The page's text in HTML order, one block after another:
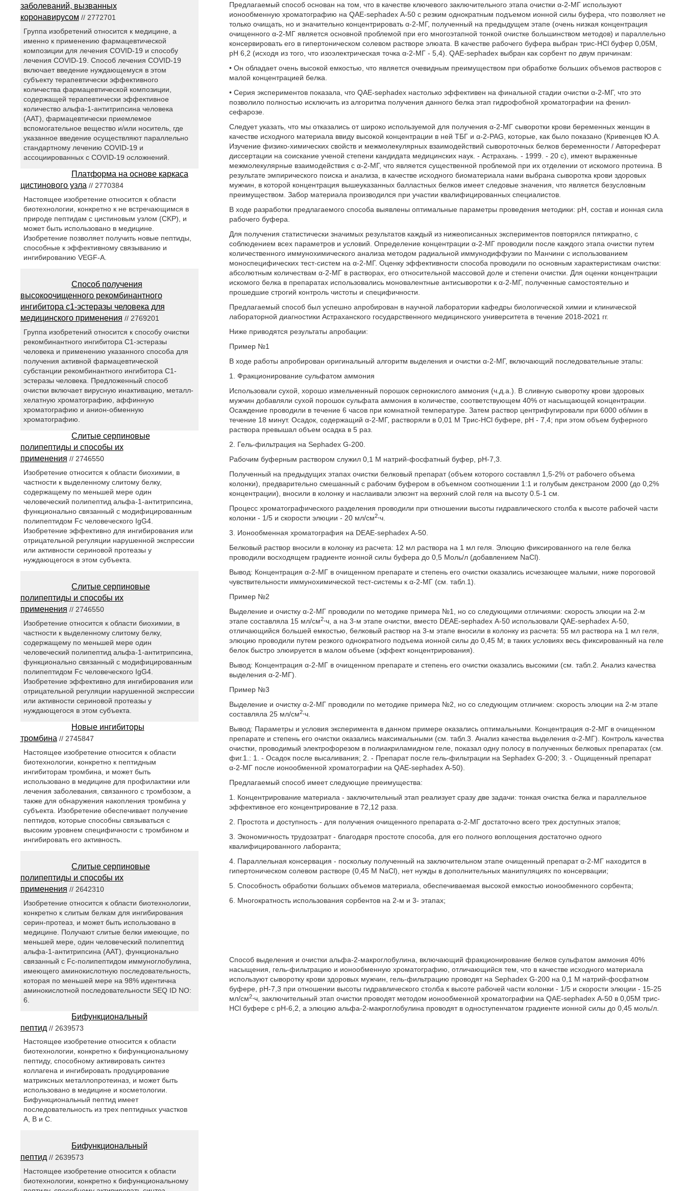
Предлагаемый способ основан на том, что в качестве ключевого заключительного этапа очистки α-2-МГ используют
ионообменную хроматографию на QAE-sephadex А-50 с резким однократным подъемом ионной силы буфера, что позволяет не
только очищать, но и значительно концентрировать α-2-МГ, полученный на предыдущем этапе (очень низкая концентрация
очищенного α-2-МГ является основной проблемой при его многоэтапной тонкой очистке большинством методов) и параллельно
консервировать его в гипертоническом солевом растворе элюата. В качестве рабочего буфера выбран трис-HCl буфер 0,05М,
рН 6,2 (исходя из того, что изоэлектрическая точка α-2-МГ - 5,4). QAE-sephadex выбран как сорбент по двум причинам:
• Он обладает очень высокой емкостью, что является очевидным преимуществом при обработке больших объемов растворов с
малой концентрацией белка.
• Серия экспериментов показала, что QAE-sephadex настолько эффективен на финальной стадии очистки α-2-МГ, что это
позволило полностью исключить из алгоритма получения данного белка этап гидрофобной хроматографии на фенил-
сефарозе.
Следует указать, что мы отказались от широко используемой для получения α-2-МГ сыворотки крови беременных женщин в
качестве исходного материала ввиду высокой концентрации в ней ТБГ и α-2-PAG, которые, как было показано (Кривенцев Ю.А.
Изучение физико-химических свойств и межмолекулярных взаимодействий сывороточных белков беременности / Автореферат
диссертации на соискание ученой степени кандидата медицинских наук. - Астрахань. - 1999. - 20 с), имеют выраженные
межмолекулярные взаимодействия с α-2-МГ, что является существенной проблемой при их отделении от искомого протеина. В
результате эмпирического поиска и анализа, в качестве исходного биоматериала нами выбрана сыворотка крови здоровых
мужчин, в которой концентрация вышеуказанных балластных белков имеет следовые значения, что является безусловным
преимуществом. Забор материала производился при участии квалифицированных специалистов.
В ходе разработки предлагаемого способа выявлены оптимальные параметры проведения методики: рН, состав и ионная сила
рабочего буфера.
Для получения статистически значимых результатов каждый из нижеописанных экспериментов повторялся пятикратно, с
соблюдением всех параметров и условий. Определение концентрации α-2-МГ проводили после каждого этапа очистки путем
количественного иммунохимического анализа методом радиальной иммунодиффузии по Манчини с использованием
моноспецифических тест-систем на α-2-МГ. Оценку эффективности способа проводили по основным характеристикам очистки:
абсолютным количествам α-2-МГ в растворах, его относительной массовой доле и степени очистки. Для оценки концентрации
искомого белка в препаратах использовались моновалентные антисыворотки к α-2-МГ, полученные самостоятельно и
прошедшие строгий контроль чистоты и специфичности.
Предлагаемый способ был успешно апробирован в научной лаборатории кафедры биологической химии и клинической
лабораторной диагностики Астраханского государственного медицинского университета в течение 2018-2021 гг.
Ниже приводятся результаты апробации:
Пример №1
В ходе работы апробирован оригинальный алгоритм выделения и очистки α-2-МГ, включающий последовательные этапы:
1. Фракционирование сульфатом аммония
Использовали сухой, хорошо измельченный порошок сернокислого аммония (ч.д.а.). В сливную сыворотку крови здоровых
мужчин добавляли сухой порошок сульфата аммония в количестве, соответствующем 40% от насыщающей концентрации.
Осаждение проводили в течение 6 часов при комнатной температуре. Затем раствор центрифугировали при 6000 об/мин в
течение 18 минут. Осадок, содержащий α-2-МГ, растворяли в 0,01 М Трис-HCl буфере, рН - 7,4; при этом объем буферного
раствора превышал объем осадка в 5 раз.
2. Гель-фильтрация на Sephadex G-200.
Рабочим буферным раствором служил 0,1 М натрий-фосфатный буфер, рН-7,3.
Полученный на предыдущих этапах очистки белковый препарат (объем которого составлял 1,5-2% от рабочего объема
колонки), предварительно смешанный с рабочим буфером в объемном соотношении 1:1 и голубым декстраном 2000 (до 0,2%
концентрации), вносили в колонку и наслаивали элюэнт на верхний слой геля на высоту 0.5-1 см.
Процесс хроматографического разделения проводили при отношении высоты гидравлического столба к высоте рабочей части
колонки - 1/5 и скорости элюции - 20 мл/см2⋅ч.
3. Ионообменная хроматография на DEAE-sephadex А-50.
Белковый раствор вносили в колонку из расчета: 12 мл раствора на 1 мл геля. Элюцию фиксированного на геле белка
проводили восходящем градиенте ионной силы буфера до 0,5 Моль/л (добавлением NaCl).
Вывод: Концентрация α-2-МГ в очищенном препарате и степень его очистки оказались исчезающее малыми, ниже пороговой
чувствительности иммунохимической тест-системы к α-2-МГ (см. табл.1).
Пример №2
Выделение и очистку α-2-МГ проводили по методике примера №1, но со следующими отличиями: скорость элюции на 2-м
этапе составляла 15 мл/см2⋅ч, а на 3-м этапе очистки, вместо DEAE-sephadex А-50 использовали QAE-sephadex А-50,
отличающийся большей емкостью, белковый раствор на 3-м этапе вносили в колонку из расчета: 55 мл раствора на 1 мл геля,
элюцию проводили путем резкого однократного подъема ионной силы до 0,45 М; в таких условиях весь фиксированный на геле
белок быстро элюируется в малом объеме (эффект концентрирования).
Вывод: Концентрация α-2-МГ в очищенном препарате и степень его очистки оказались высокими (см. табл.2. Анализ качества
выделения α-2-МГ).
Пример №3
Выделение и очистку α-2-МГ проводили по методике примера №2, но со следующим отличием: скорость элюции на 2-м этапе
составляла 25 мл/см2⋅ч.
Вывод: Параметры и условия эксперимента в данном примере оказались оптимальными. Концентрация α-2-МГ в очищенном
препарате и степень его очистки оказались максимальными (см. табл.3. Анализ качества выделения α-2-МГ). Контроль качества
очистки, проводимый электрофорезом в полиакриламидном геле, показал одну полосу в полученных белковых препаратах (см.
фиг.1.: 1. - Осадок после высаливания; 2. - Препарат после гель-фильтрации на Sephadex G-200; 3. - Ощищенный препарат
α-2-МГ после ионообменной хроматографии на QAE-sephadex А-50).
Предлагаемый способ имеет следующие преимущества:
1. Концентрирование материала - заключительный этап реализует сразу две задачи: тонкая очистка белка и параллельное
эффективное его концентрирование в 72,12 раза.
2. Простота и доступность - для получения очищенного препарата α-2-МГ достаточно всего трех доступных этапов;
3. Экономичность трудозатрат - благодаря простоте способа, для его полного воплощения достаточно одного
квалифицированного лаборанта;
4. Параллельная консервация - поскольку полученный на заключительном этапе очищенный препарат α-2-МГ находится в
гипертоническом солевом растворе (0,45 М NaCl), нет нужды в дополнительных манипуляциях по консервации;
5. Способность обработки больших объемов материала, обеспечиваемая высокой емкостью ионообменного сорбента;
6. Многократность использования сорбентов на 2-м и 3- этапах;
Способ выделения и очистки альфа-2-макроглобулина, включающий фракционирование белков сульфатом аммония 40%
насыщения, гель-фильтрацию и ионообменную хроматографию, отличающийся тем, что в качестве исходного материала
используют сыворотку крови здоровых мужчин, гель-фильтрацию проводят на Sephadex G-200 на 0,1 М натрий-фосфатном
буфере, рН-7,3 при отношении высоты гидравлического столба к высоте рабочей части колонки - 1/5 и скорости элюции - 15-25
мл/см2⋅ч, заключительный этап очистки проводят методом ионообменной хроматографии на QAE-sephadex А-50 в 0,05М трис-
HCl буфере с рН-6,2, а элюцию альфа-2-макроглобулина проводят в одноступенчатом градиенте ионной силы до 0,45 моль/л.
заболеваний, вызванных
коронавирусом // 2772701
Группа изобретений относится к медицине, а
именно к применению фармацевтической
композиции для лечения COVID-19 и способу
лечения COVID-19. Способ лечения COVID-19
включает введение нуждающемуся в этом
субъекту терапевтически эффективного
количества фармацевтической композиции,
содержащей терапевтически эффективное
количество альфа-1-антитрипсина человека
(ААТ), фармацевтически приемлемое
вспомогательное вещество и/или носитель, где
указанное введение осуществляют параллельно
стандартному лечению COVID-19 и
ассоциированных с COVID-19 осложнений.
Платформа на основе каркаса
цистинового узла // 2770384
Настоящее изобретение относится к области
биотехнологии, конкретно к не встречающимся в
природе пептидам с цистиновым узлом (CKP), и
может быть использовано в медицине.
Изобретение позволяет получить новые пептиды,
способные к эффективному связыванию и
ингибированию VEGF-A.
Способ получения
высокоочищенного рекомбинантного
ингибитора с1-эстеразы человека для
медицинского применения // 2769201
Группа изобретений относится к способу очистки
рекомбинантного ингибитора С1-эстеразы
человека и применению указанного способа для
получения активной фармацевтической
субстанции рекомбинантного ингибитора С1-
эстеразы человека. Предложенный способ
очистки включает вирусную инактивацию, металл-
хелатную хроматографию, аффинную
хроматографию и анион-обменную
хроматографию.
Слитые серпиновые
полипептиды и способы их
применения // 2746550
Изобретение относится к области биохимии, в
частности к выделенному слитому белку,
содержащему по меньшей мере один
человеческий полипептид альфа-1-антитрипсина,
функционально связанный с модифицированным
полипептидом Fc человеческого IgG4.
Изобретение эффективно для ингибирования или
отрицательной регуляции нарушенной экспрессии
или активности сериновой протеазы у
нуждающегося в этом субъекта.
Слитые серпиновые
полипептиды и способы их
применения // 2746550
Изобретение относится к области биохимии, в
частности к выделенному слитому белку,
содержащему по меньшей мере один
человеческий полипептид альфа-1-антитрипсина,
функционально связанный с модифицированным
полипептидом Fc человеческого IgG4.
Изобретение эффективно для ингибирования или
отрицательной регуляции нарушенной экспрессии
или активности сериновой протеазы у
нуждающегося в этом субъекта.
Новые ингибиторы
тромбина // 2745847
Настоящее изобретение относится к области
биотехнологии, конкретно к пептидным
ингибиторам тромбина, и может быть
использовано в медицине для профилактики или
лечения заболевания, связанного с тромбозом, а
также для обнаружения накопления тромбина у
субъекта. Изобретение обеспечивает получение
пептидов, которые способны связываться с
высоким уровнем специфичности с тромбином и
ингибировать его активность.
Слитые серпиновые
полипептиды и способы их
применения // 2642310
Изобретение относится к области биотехнологии,
конкретно к слитым белкам для ингибирования
серин-протеаз, и может быть использовано в
медицине. Получают слитые белки имеющие, по
меньшей мере, один человеческий полипептид
альфа-1-антитрипсина (ААТ), функционально
связанный с Fc-полипептидом иммуноглобулина,
имеющего аминокислотную последовательность,
которая по меньшей мере на 98% идентична
аминокислотной последовательности SEQ ID NO:
6.
Бифункциональный
пептид // 2639573
Настоящее изобретение относится к области
биотехнологии, конкретно к бифункциональному
пептиду, способному активировать синтез
коллагена и ингибировать продуцирование
матриксных металлопротеиназ, и может быть
использовано в медицине и косметологии.
Бифункциональный пептид имеет
последовательность из трех пептидных участков
А, В и С.
Бифункциональный
пептид// 2639573
Настоящее изобретение относится к области
биотехнологии, конкретно к бифункциональному